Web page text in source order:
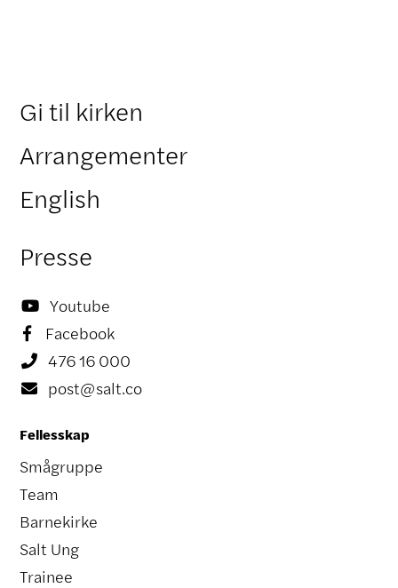
Gi til kirken
Arrangementer
English
Presse
 Youtube
 Facebook
 476 16 000
 post@salt.co
Fellesskap
Smågruppe
Team
Barnekirke
Salt Ung
Trainee